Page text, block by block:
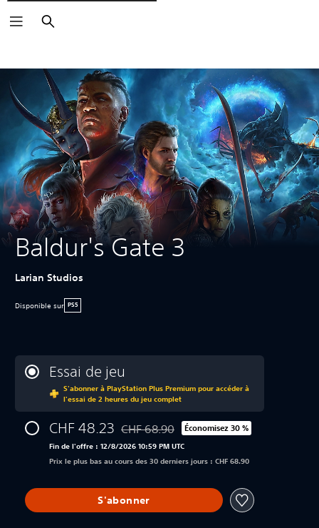
Rechercher
Baldur's Gate 3
Larian Studios
Disponible sur PS5
Essai de jeu
S'abonner à PlayStation Plus Premium pour accéder à
l'essai de 2 heures du jeu complet
CHF 48.23 Remise par rapport au prix d'origine de
CHF 68.90 Économisez 30 %
Fin de l'offre : 12/8/2026 10:59 PM UTC
Prix le plus bas au cours des 30 derniers jours : CHF 68.90
S'abonner